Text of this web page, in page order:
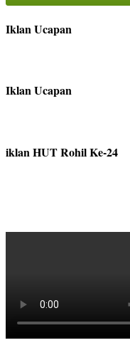
Iklan Ucapan
Iklan Ucapan
iklan HUT Rohil Ke-24